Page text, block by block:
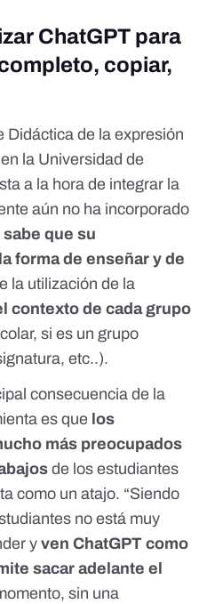
ChatGPT para
copiar,
Didáctica de la expresión
la Universidad de
a la hora de integrar la
aún no ha incorporado
sabe que su
forma de enseñar y de
la utilización de la
contexto de cada grupo
si es un grupo
etc..).
consecuencia de la
es que los
más preocupados
de los estudiantes
como un atajo. “Siendo
no está muy
y ven ChatGPT como
sacar adelante el
sin una